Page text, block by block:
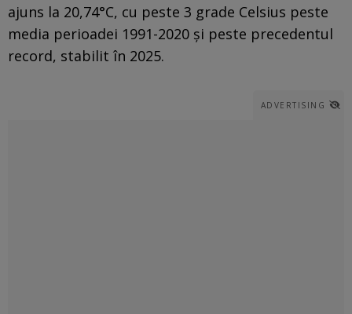
ajuns la 20,74°C, cu peste 3 grade Celsius peste
media perioadei 1991-2020 și peste precedentul
record, stabilit în 2025.
ADVERTISING